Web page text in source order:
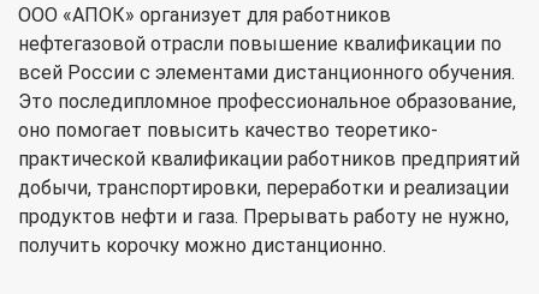
ООО «АПОК» организует для работников
нефтегазовой отрасли повышение квалификации по
всей России с элементами дистанционного обучения.
Это последипломное профессиональное образование,
оно помогает повысить качество теоретико-
практической квалификации работников предприятий
добычи, транспортировки, переработки и реализации
продуктов нефти и газа. Прерывать работу не нужно,
получить корочку можно дистанционно.